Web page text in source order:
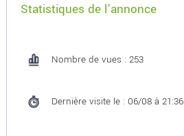
Statistiques de l'annonce
Nombre de vues : 253
Dernière visite le : 06/08 à 21:36